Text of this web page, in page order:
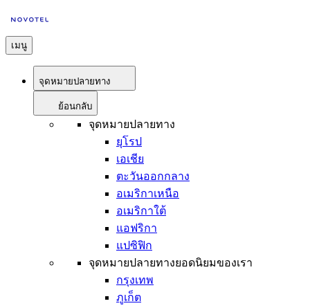
เมนู
จุดหมายปลายทาง
ย้อนกลับ
จุดหมายปลายทาง
ยุโรป
เอเชีย
ตะวันออกกลาง
อเมริกาเหนือ
อเมริกาใต้
แอฟริกา
แปซิฟิก
จุดหมายปลายทางยอดนิยมของเรา
กรุงเทพ
ภูเก็ต